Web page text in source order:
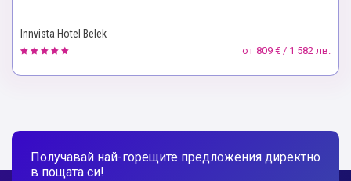
Innvista Hotel Belek
от 809 € / 1 582 лв.
Получавай най-горещите предложения директно
в пощата си!